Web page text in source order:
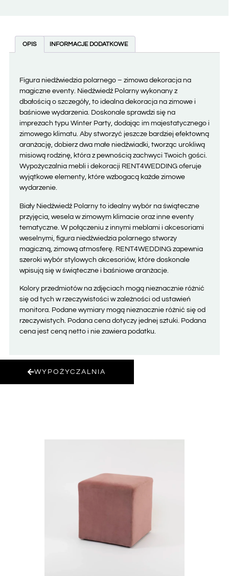
OPIS INFORMACJE DODATKOWE
Figura niedźwiedzia polarnego – zimowa dekoracja na
magiczne eventy. Niedźwiedź Polarny wykonany z
dbałością o szczegóły, to idealna dekoracja na zimowe i
baśniowe wydarzenia. Doskonale sprawdzi się na
imprezach typu Winter Party, dodając im majestatycznego i
zimowego klimatu. Aby stworzyć jeszcze bardziej efektowną
aranżację, dobierz dwa małe niedźwiadki, tworząc urokliwą
misiową rodzinę, która z pewnością zachwyci Twoich gości.
Wypożyczalnia mebli i dekoracji RENT4WEDDING oferuje
wyjątkowe elementy, które wzbogacą każde zimowe
wydarzenie.
Biały Niedźwiedź Polarny to idealny wybór na świąteczne
przyjęcia, wesela w zimowym klimacie oraz inne eventy
tematyczne. W połączeniu z innymi meblami i akcesoriami
weselnymi, figura niedźwiedzia polarnego stworzy
magiczną, zimową atmosferę. RENT4WEDDING zapewnia
szeroki wybór stylowych akcesoriów, które doskonale
wpisują się w świąteczne i baśniowe aranżacje.
Kolory przedmiotów na zdjęciach mogą nieznacznie różnić
się od tych w rzeczywistości w zależności od ustawień
monitora. Podane wymiary mogą nieznacznie różnić się od
rzeczywistych. Podana cena dotyczy jednej sztuki. Podana
cena jest ceną netto i nie zawiera podatku.
WYPOŻYCZALNIA